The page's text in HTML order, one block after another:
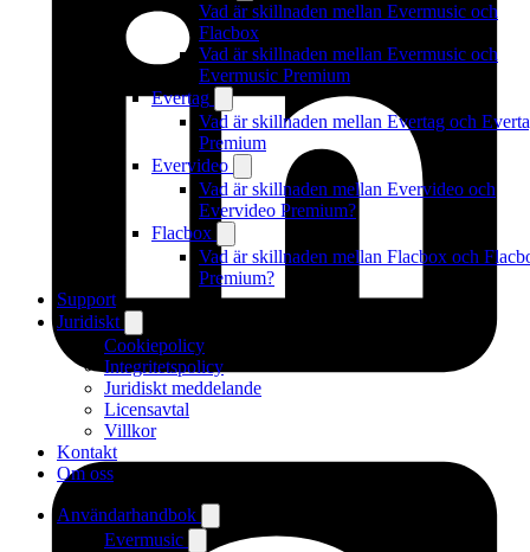
Vad är skillnaden mellan Evermusic och
Flacbox
Vad är skillnaden mellan Evermusic och
Evermusic Premium
Evertag
Vad är skillnaden mellan Evertag och
Premium
Evervideo
Vad är skillnaden mellan Evervideo och
Evervideo Premium?
Flacbox
Vad är skillnaden mellan Flacbox och
Premium?
Support
Juridiskt
Cookiepolicy
Integritetspolicy
Juridiskt meddelande
Licensavtal
Villkor
Kontakt
Om oss
Användarhandbok
Evermusic